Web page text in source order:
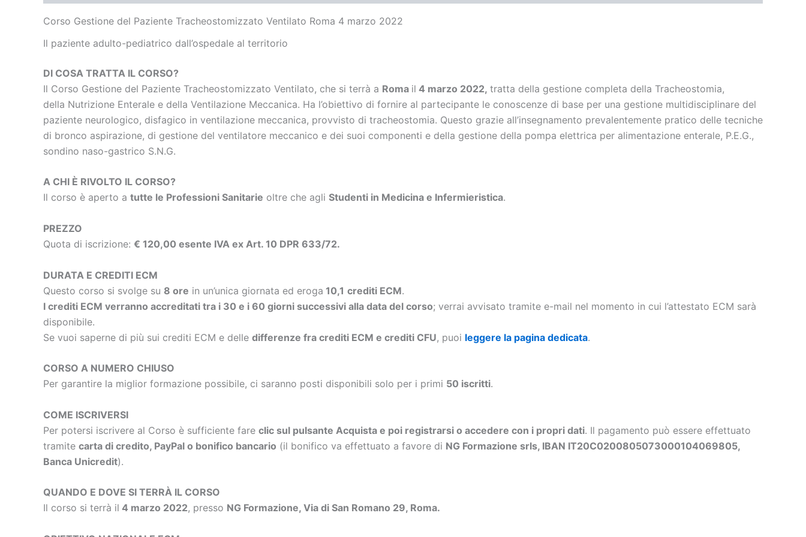
Corso Gestione del Paziente Tracheostomizzato Ventilato Roma 4 marzo 2022
Il paziente adulto-pediatrico dall’ospedale al territorio
DI COSA TRATTA IL CORSO?
Il Corso Gestione del Paziente Tracheostomizzato Ventilato, che si terrà a Roma il 4 marzo 2022, tratta della gestione completa della Tracheostomia,
della Nutrizione Enterale e della Ventilazione Meccanica. Ha l’obiettivo di fornire al partecipante le conoscenze di base per una gestione multidisciplinare del
paziente neurologico, disfagico in ventilazione meccanica, provvisto di tracheostomia. Questo grazie all’insegnamento prevalentemente pratico delle tecniche
di bronco aspirazione, di gestione del ventilatore meccanico e dei suoi componenti e della gestione della pompa elettrica per alimentazione enterale, P.E.G.,
sondino naso-gastrico S.N.G.
A CHI È RIVOLTO IL CORSO?
Il corso è aperto a tutte le Professioni Sanitarie oltre che agli Studenti in Medicina e Infermieristica.
PREZZO
Quota di iscrizione: € 120,00 esente IVA ex Art. 10 DPR 633/72.
DURATA E CREDITI ECM
Questo corso si svolge su 8 ore in un’unica giornata ed eroga 10,1 crediti ECM.
I crediti ECM verranno accreditati tra i 30 e i 60 giorni successivi alla data del corso; verrai avvisato tramite e-mail nel momento in cui l’attestato ECM sarà
disponibile.
Se vuoi saperne di più sui crediti ECM e delle differenze fra crediti ECM e crediti CFU, puoi leggere la pagina dedicata.
CORSO A NUMERO CHIUSO
Per garantire la miglior formazione possibile, ci saranno posti disponibili solo per i primi 50 iscritti.
COME ISCRIVERSI
Per potersi iscrivere al Corso è sufficiente fare clic sul pulsante Acquista e poi registrarsi o accedere con i propri dati. Il pagamento può essere effettuato
tramite carta di credito, PayPal o bonifico bancario (il bonifico va effettuato a favore di NG Formazione srls, IBAN IT20C0200805073000104069805,
Banca Unicredit).
QUANDO E DOVE SI TERRÀ IL CORSO
Il corso si terrà il 4 marzo 2022, presso NG Formazione, Via di San Romano 29, Roma.